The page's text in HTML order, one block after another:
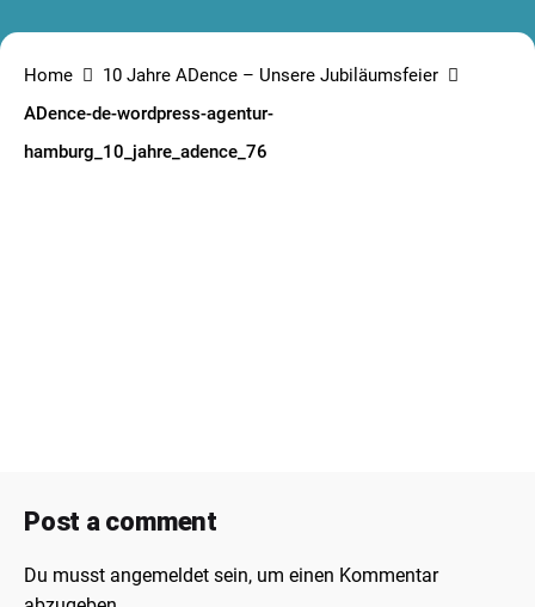
Home
10 Jahre ADence – Unsere Jubiläumsfeier
ADence-de-wordpress-agentur-
hamburg_10_jahre_adence_76
Post a comment
Du musst angemeldet sein, um einen Kommentar